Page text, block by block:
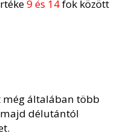
9 és 14fok között
általában több
délutántól